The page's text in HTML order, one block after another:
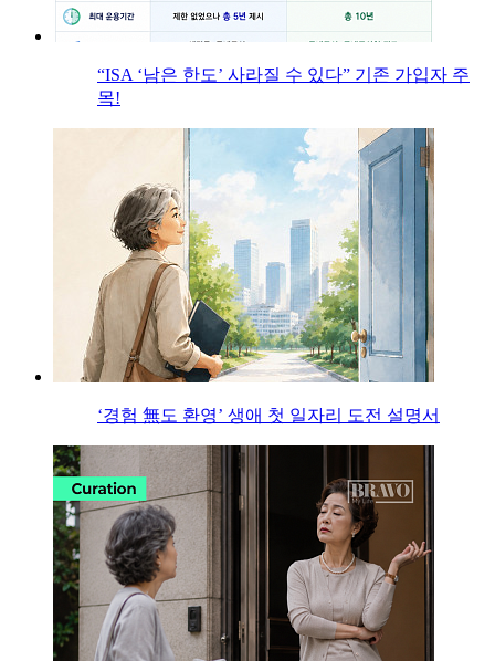
“ISA ‘남은 한도’ 사라질 수 있다” 기존 가입자 주
목!
‘경험 無도 환영’ 생애 첫 일자리 도전 설명서